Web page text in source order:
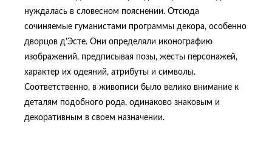
нуждалась в словесном пояснении. Отсюда
сочиняемые гуманистами программы декора, особенно
дворцов д’Эсте. Они определяли иконографию
изображений, предписывая позы, жесты персонажей,
характер их одеяний, атрибуты и символы.
Соответственно, в живописи было велико внимание к
деталям подобного рода, одинаково знаковым и
декоративным в своем назначении.